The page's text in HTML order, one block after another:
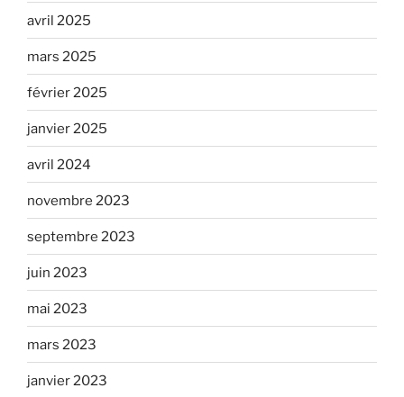
avril 2025
mars 2025
février 2025
janvier 2025
avril 2024
novembre 2023
septembre 2023
juin 2023
mai 2023
mars 2023
janvier 2023